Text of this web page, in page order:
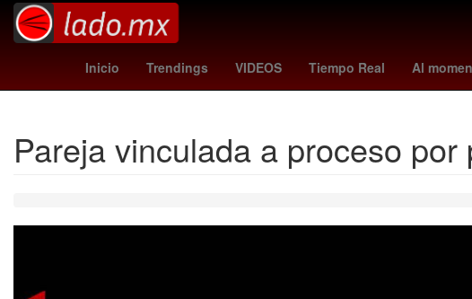
Inicio Trendings VIDEOS Tiempo Real Al
Gobierno Argentina Morena
Pareja vinculada a proceso